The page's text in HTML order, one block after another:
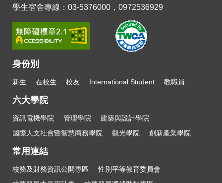
學生宿舍專線：03-5376000，0972536929
身份別
新生 在校生 校友 International Student 教職員
六大學院
資訊電機學院 管理學院
建築與設計學院
國際人文社會暨智慧商務學院
觀光學院 創新產業學院
常用連結
校務及財務資訊公開專區
性別平等教育委員會